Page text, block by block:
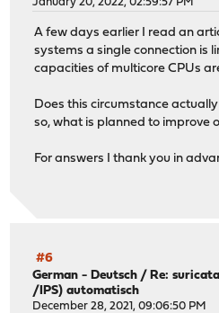
A few days earlier I read an
systems a single connection is
capacities of multicore CPUs
Does this circumstance
so, what is planned to improve
For answers I thank you in
#6
German - Deutsch / Re:
/IPS) automatisch
December 28, 2021, 09:06:50 PM